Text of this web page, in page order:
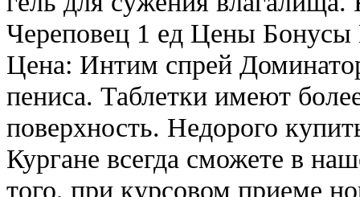
Череповец 1 ед Цены Бонусы
Цена: Интим спрей
пениса. Таблетки имеют
поверхность. Недорого
Кургане всегда сможете в
того, при курсовом приеме